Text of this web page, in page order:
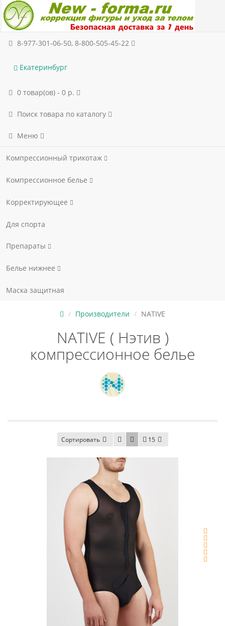
8-977-301-06-50, 8-800-505-45-22
Екатеринбург
0 товар(ов) - 0 р.
Поиск товара по каталогу
Меню
Компрессионный трикотаж
Компрессионное белье
Корректирующее
Для спорта
Препараты
Белье нижнее
Маска защитная
Производители NATIVE
NATIVE ( Нэтив )
компрессионное белье
Сортировать 15